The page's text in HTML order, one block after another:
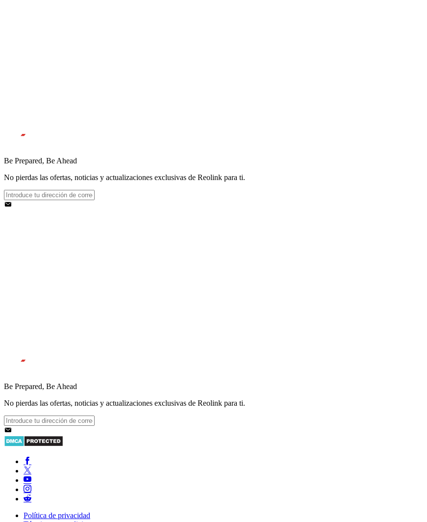
Be Prepared, Be Ahead
No pierdas las ofertas, noticias y actualizaciones exclusivas de Reolink para ti.
Be Prepared, Be Ahead
No pierdas las ofertas, noticias y actualizaciones exclusivas de Reolink para ti.
Política de privacidad